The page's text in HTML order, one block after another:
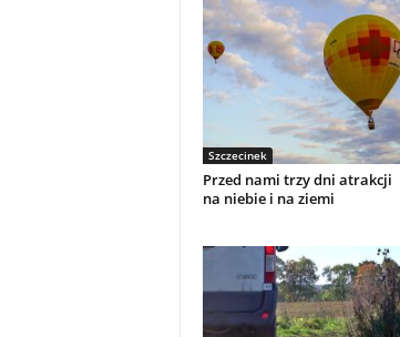
Szczecinek
Przed nami trzy dni atrakcji
na niebie i na ziemi